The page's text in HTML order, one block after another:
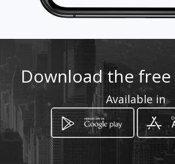
http://
/
Location
Download the
Available in